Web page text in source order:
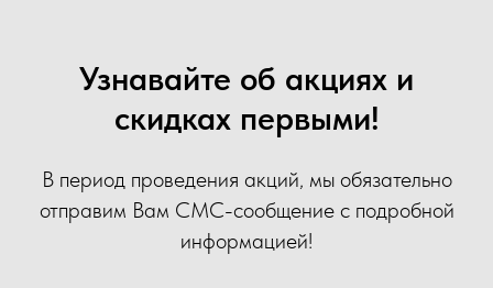
Узнавайте об акциях и
скидках первыми!
В период проведения акций, мы обязательно
отправим Вам СМС-сообщение с подробной
информацией!